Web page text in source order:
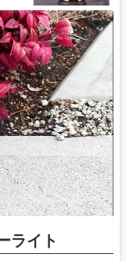
ライト